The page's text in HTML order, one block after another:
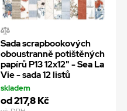
Sada scrapbookových
oboustranně potištěných
papírů P13 12x12" - Sea La
Vie - sada 12 listů
skladem
od 217,8 Kč